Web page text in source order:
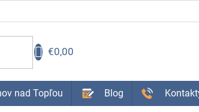
KOŠÍK
€0,00
nad Topľou Blog